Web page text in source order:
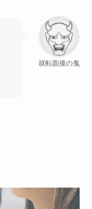
就転面接の鬼